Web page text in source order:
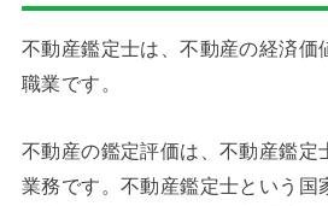
不動産鑑定士は、不動産の経済価
職業です。
不動産の鑑定評価は、不動産鑑定
業務です。不動産鑑定士という国